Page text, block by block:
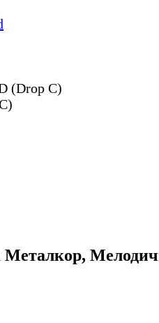
(Drop C)
Металкор,